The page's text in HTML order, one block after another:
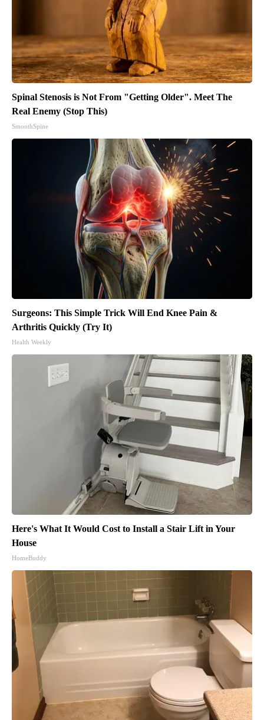
Spinal Stenosis is Not From "Getting Older". Meet The
Real Enemy (Stop This)
SmoothSpine
Surgeons: This Simple Trick Will End Knee Pain &
Arthritis Quickly (Try It)
Health Weekly
Here's What It Would Cost to Install a Stair Lift in Your
House
HomeBuddy